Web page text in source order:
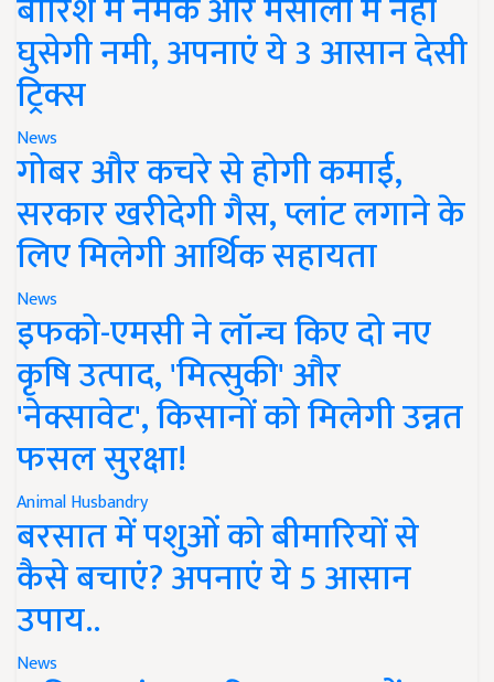
घुसेगी नमी, अपनाएं ये 3 आसान देसी
ट्रिक्स
News
गोबर और कचरे से होगी कमाई,
सरकार खरीदेगी गैस, प्लांट लगाने के
लिए मिलेगी आर्थिक सहायता
News
इफको-एमसी ने लॉन्च किए दो नए
कृषि उत्पाद, 'मित्सुकी' और
'नेक्सावेट', किसानों को मिलेगी उन्नत
फसल सुरक्षा!
Animal Husbandry
बरसात में पशुओं को बीमारियों से
कैसे बचाएं? अपनाएं ये 5 आसान
उपाय..
News